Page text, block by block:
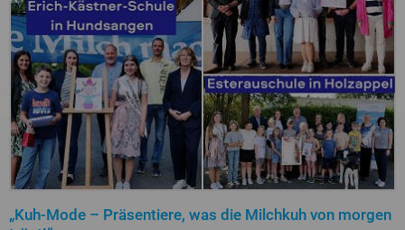
„Kuh-Mode – Präsentiere, was die Milchkuh von morgen